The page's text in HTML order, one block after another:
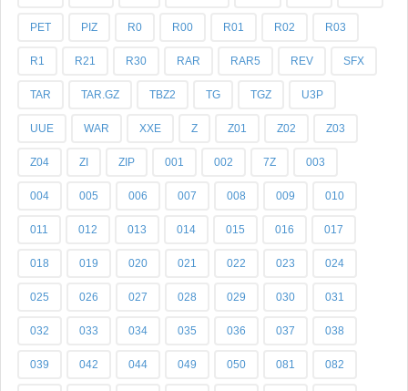
PET PIZ R0 R00 R01 R02 R03
R1 R21 R30 RAR RAR5 REV SFX
TAR TAR.GZ TBZ2 TG TGZ U3P
UUE WAR XXE Z Z01 Z02 Z03
Z04 ZI ZIP 001 002 7Z 003
004 005 006 007 008 009 010
011 012 013 014 015 016 017
018 019 020 021 022 023 024
025 026 027 028 029 030 031
032 033 034 035 036 037 038
039 042 044 049 050 081 082